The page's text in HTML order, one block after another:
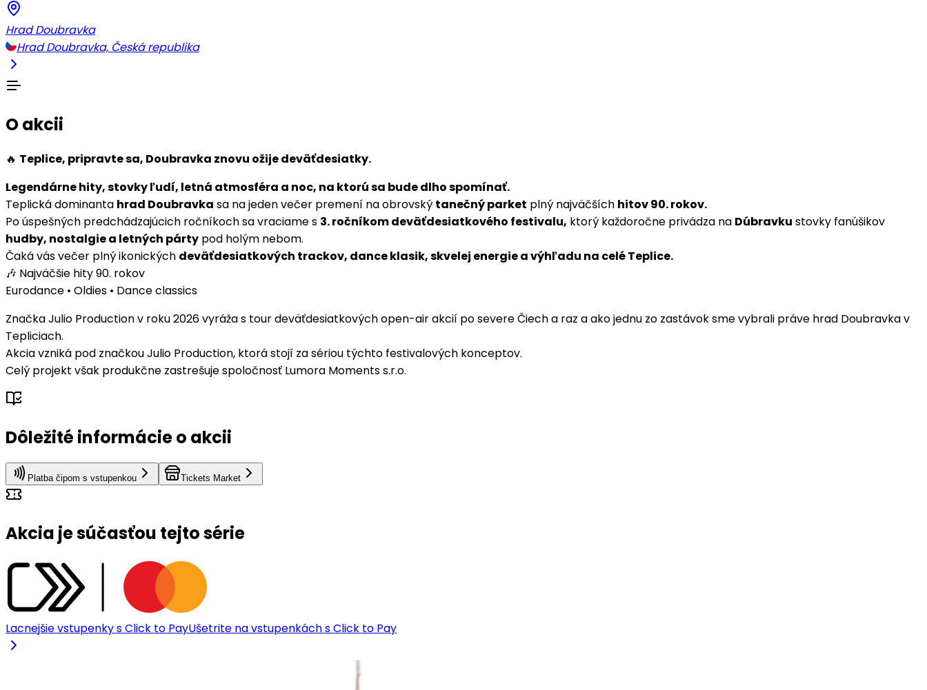
Hrad Doubravka
Hrad Doubravka, Česká republika
O akcii
🔥 Teplice, pripravte sa, Doubravka znovu ožije deväťdesiatky.
Legendárne hity, stovky ľudí, letná atmosféra a noc, na ktorú sa bude dlho spomínať.
Teplická dominanta hrad Doubravka sa na jeden večer premení na obrovský tanečný parket plný najväčších hitov 90. rokov.
Po úspešných predchádzajúcich ročníkoch sa vraciame s 3. ročníkom deväťdesiatkového festivalu, ktorý každoročne privádza na Dúbravku stovky fanúšikov
hudby, nostalgie a letných párty pod holým nebom.
Čaká vás večer plný ikonických deväťdesiatkových trackov, dance klasik, skvelej energie a výhľadu na celé Teplice.
🎶 Najväčšie hity 90. rokov
Eurodance • Oldies • Dance classics
Značka Julio Production v roku 2026 vyráža s tour deväťdesiatkových open-air akcií po severe Čiech a raz a ako jednu zo zastávok sme vybrali práve hrad Doubravka v
Tepliciach.
Akcia vzniká pod značkou Julio Production, ktorá stojí za sériou týchto festivalových konceptov.
Celý projekt však produkčne zastrešuje spoločnosť Lumora Moments s.r.o.
Dôležité informácie o akcii
Platba čipom s vstupenkou Tickets Market
Akcia je súčasťou tejto série
Lacnejšie vstupenky s Click to PayUšetrite na vstupenkách s Click to Pay